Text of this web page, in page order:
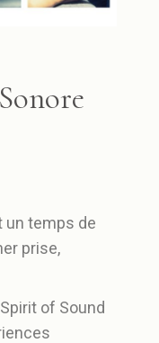
un temps de
prise,
of Sound